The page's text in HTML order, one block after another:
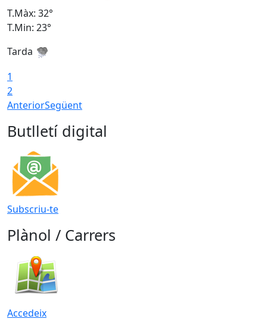
T.Màx: 32°
T.Min: 23°
Tarda
1
2
AnteriorSegüent
Butlletí digital
Subscriu-te
Plànol / Carrers
Accedeix